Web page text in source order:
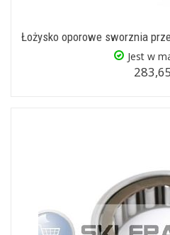
Łożysko oporowe sworznia
Jest w